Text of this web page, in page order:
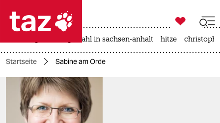
 taz zahl ich
taz zahl ich
themen
politik

taz zahl ich
landtagswahl in sachsen-anhalt hitze
Startseite Sabine am Orde